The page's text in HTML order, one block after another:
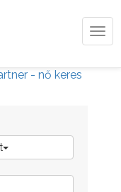
- nő keres